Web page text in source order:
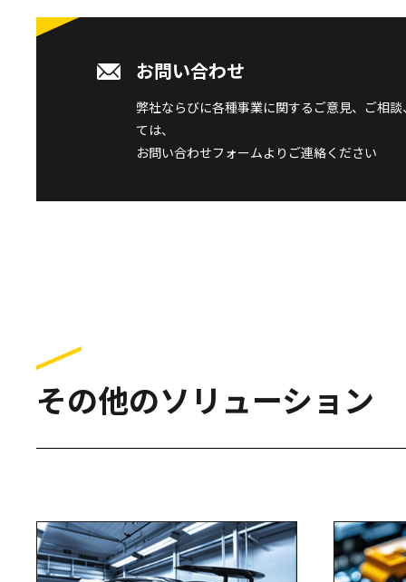
お問い合わせ
弊社ならびに各種事業に関するご意見、ご相
ては、
お問い合わせフォームよりご連絡ください
その他のソリューション